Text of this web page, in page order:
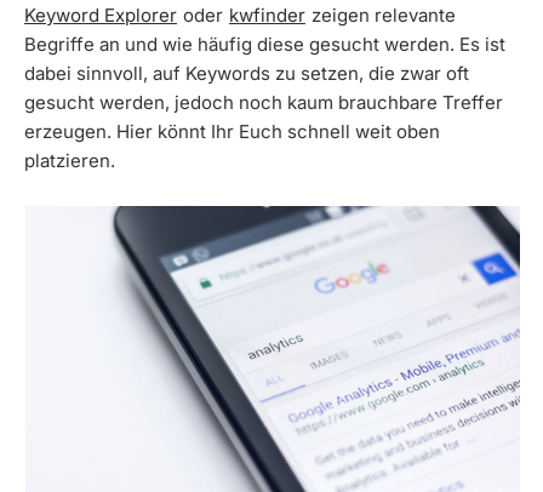
Keyword Explorer oder kwfinder zeigen relevante
Begriffe an und wie häufig diese gesucht werden. Es ist
dabei sinnvoll, auf Keywords zu setzen, die zwar oft
gesucht werden, jedoch noch kaum brauchbare Treffer
erzeugen. Hier könnt Ihr Euch schnell weit oben
platzieren.